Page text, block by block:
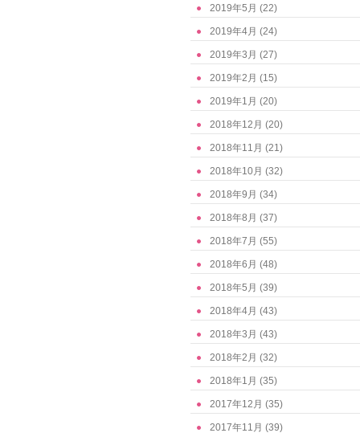
2019年5月 (22)
2019年4月 (24)
2019年3月 (27)
2019年2月 (15)
2019年1月 (20)
2018年12月 (20)
2018年11月 (21)
2018年10月 (32)
2018年9月 (34)
2018年8月 (37)
2018年7月 (55)
2018年6月 (48)
2018年5月 (39)
2018年4月 (43)
2018年3月 (43)
2018年2月 (32)
2018年1月 (35)
2017年12月 (35)
2017年11月 (39)